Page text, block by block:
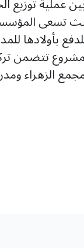
تسعى المؤسسة
بأولادها
تتضمن
الزهراء